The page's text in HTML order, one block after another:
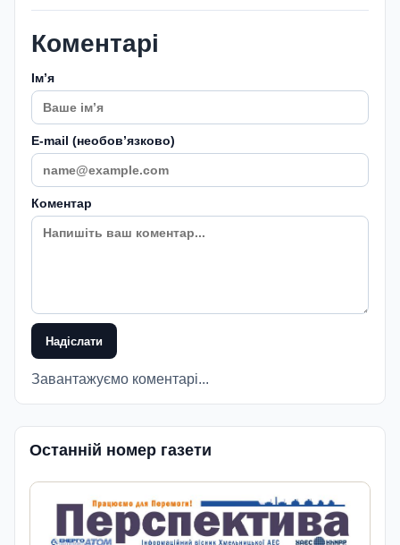
Коментарі
Імʼя
E-mail (необовʼязково)
Коментар
Надіслати
Завантажуємо коментарі...
Останній номер газети